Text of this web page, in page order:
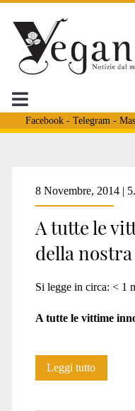
Facebook- Telegram -
Tag:
an
8 Novembre, 2014 |
A tutte le
della
Si legge in circa: < 1
A tutte le vittime
Leggi tuttoA